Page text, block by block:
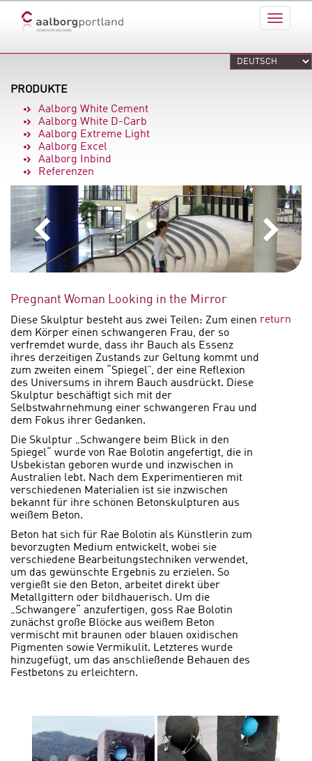
PRODUKTE
Aalborg White Cement
Aalborg White D-Carb
Aalborg Extreme Light
Aalborg Excel
Aalborg Inbind
Referenzen
Pregnant Woman Looking in the Mirror
return
Diese Skulptur besteht aus zwei Teilen: Zum einen
dem Körper einen schwangeren Frau, der so
verfremdet wurde, dass ihr Bauch als Essenz
ihres derzeitigen Zustands zur Geltung kommt und
zum zweiten einem “Spiegel”, der eine Reflexion
des Universums in ihrem Bauch ausdrückt. Diese
Skulptur beschäftigt sich mit der
Selbstwahrnehmung einer schwangeren Frau und
dem Fokus ihrer Gedanken.
Die Skulptur „Schwangere beim Blick in den
Spiegel“ wurde von Rae Bolotin angefertigt, die in
Usbekistan geboren wurde und inzwischen in
Australien lebt. Nach dem Experimentieren mit
verschiedenen Materialien ist sie inzwischen
bekannt für ihre schönen Betonskulpturen aus
weißem Beton.
Beton hat sich für Rae Bolotin als Künstlerin zum
bevorzugten Medium entwickelt, wobei sie
verschiedene Bearbeitungstechniken verwendet,
um das gewünschte Ergebnis zu erzielen. So
vergießt sie den Beton, arbeitet direkt über
Metallgittern oder bildhauerisch. Um die
„Schwangere“ anzufertigen, goss Rae Bolotin
zunächst große Blöcke aus weißem Beton
vermischt mit braunen oder blauen oxidischen
Pigmenten sowie Vermikulit. Letzteres wurde
hinzugefügt, um das anschließende Behauen des
Festbetons zu erleichtern.